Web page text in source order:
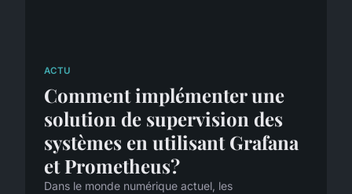
ACTU
Comment implémenter une
solution de supervision des
systèmes en utilisant Grafana
et Prometheus?
Dans le monde numérique actuel, les